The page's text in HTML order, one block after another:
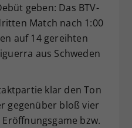
geben: Das BTV-
Match nach 1:00
auf 14 gereihten
aus Schweden
klar den Ton
gegenüber bloß vier
bzw.